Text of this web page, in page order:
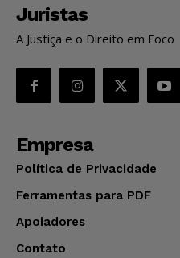
Juristas
A Justiça e o Direito em Foco
Empresa
Política de Privacidade
Ferramentas para PDF
Apoiadores
Contato